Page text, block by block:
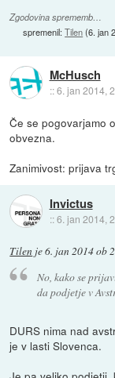
Zgodovina sprememb…
spremenil:Tilen(6. jan
McHusch
::6. jan 2014,
Če se pogovarjamo
obvezna.
Zanimivost: prijava
Invictus
::6. jan 2014,
Tilen je6. jan 2014 ob
No, kako se
da podjetje v
DURS nima nad
je v lasti Slovenca.